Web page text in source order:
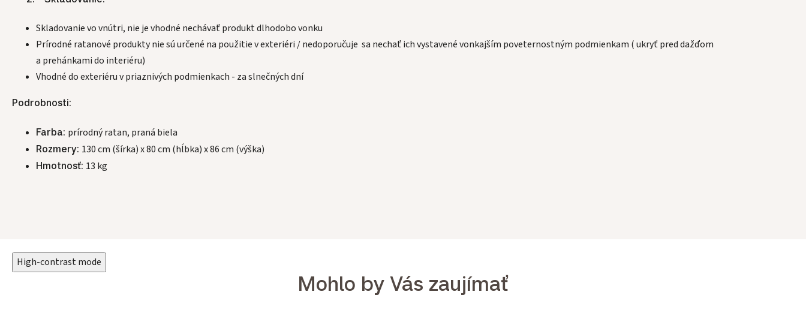
Skladovanie vo vnútri, nie je vhodné nechávať produkt dlhodobo vonku
Prírodné ratanové produkty nie sú určené na použitie v exteriéri / nedoporučuje sa nechať ich vystavené vonkajším poveternostným podmienkam ( ukryť pred dažďom
a prehánkami do interiéru)
Vhodné do exteriéru v priaznivých podmienkach - za slnečných dní
Podrobnosti:
Farba: prírodný ratan, praná biela
Rozmery: 130 cm (šírka) x 80 cm (hĺbka) x 86 cm (výška)
Hmotnosť: 13 kg
High-contrast mode
Mohlo by Vás zaujímať